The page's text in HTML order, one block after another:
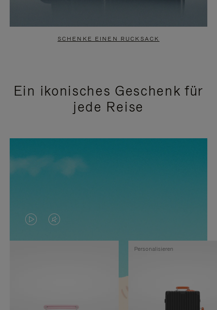
SCHENKE EINEN RUCKSACK
Ein ikonisches Geschenk für
jede Reise
DAS
VIDEO
VIDEO
IST
Personalisieren